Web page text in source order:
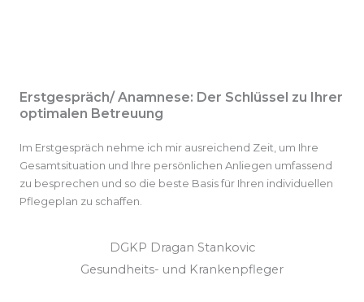
Erstgespräch/ Anamnese: Der Schlüssel zu Ihrer
optimalen Betreuung
Im Erstgespräch nehme ich mir ausreichend Zeit, um Ihre
Gesamtsituation und Ihre persönlichen Anliegen umfassend
zu besprechen und so die beste Basis für Ihren individuellen
Pflegeplan zu schaffen.
DGKP Dragan Stankovic
Gesundheits- und Krankenpfleger